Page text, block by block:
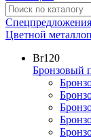
Спецпредложения
Цветной
Br120
Бронзовый